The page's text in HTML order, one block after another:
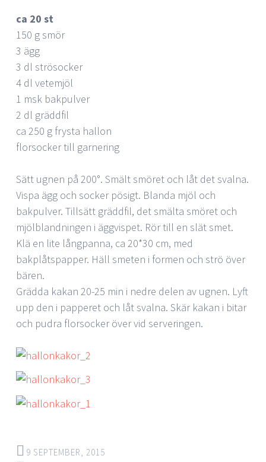
ca 20 st
150 g smör
3 ägg
3 dl strösocker
4 dl vetemjöl
1 msk bakpulver
2 dl gräddfil
ca 250 g frysta hallon
florsocker till garnering
Sätt ugnen på 200°. Smält smöret och låt det svalna.
Vispa ägg och socker pösigt. Blanda mjöl och
bakpulver. Tillsätt gräddfil, det smälta smöret och
mjölblandningen i äggvispet. Rör till en slät smet.
Klä en lite långpanna, ca 20*30 cm, med
bakplåtspapper. Häll smeten i formen och strö över
bären.
Grädda kakan 20-25 min i nedre delen av ugnen. Lyft
upp den i papperet och låt svalna. Skär kakan i bitar
och pudra florsocker över vid serveringen.
9 SEPTEMBER, 2015